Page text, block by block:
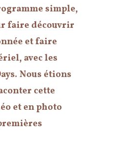
simple,
faire découvrir
et faire
avec les
Nous étions
cette
et en photo